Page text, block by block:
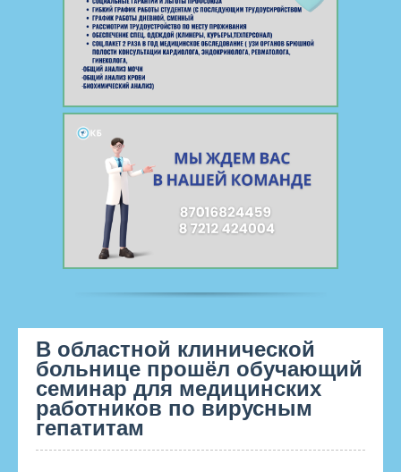
В областной клинической
больнице прошёл обучающий
семинар для медицинских
работников по вирусным
гепатитам